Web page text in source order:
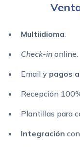
Multiidioma.
Check-in online.
Email y pagos
Recepción
Plantillas para
Integración